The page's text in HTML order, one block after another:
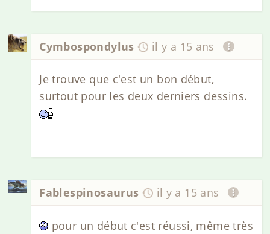
Cymbospondylus il y a 15 ans
Je trouve que c'est un bon début,
surtout pour les deux derniers dessins.
Fablespinosaurus il y a 15 ans
pour un début c'est réussi, même très